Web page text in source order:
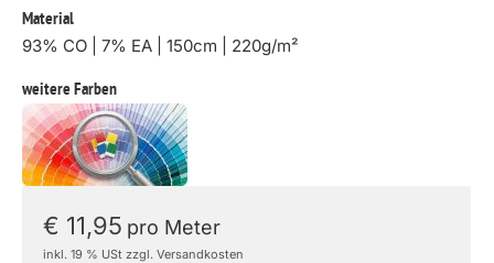
Material
93% CO | 7% EA | 150cm | 220g/m²
weitere Farben
€ 11,95 pro Meter
inkl. 19 % USt zzgl. Versandkosten